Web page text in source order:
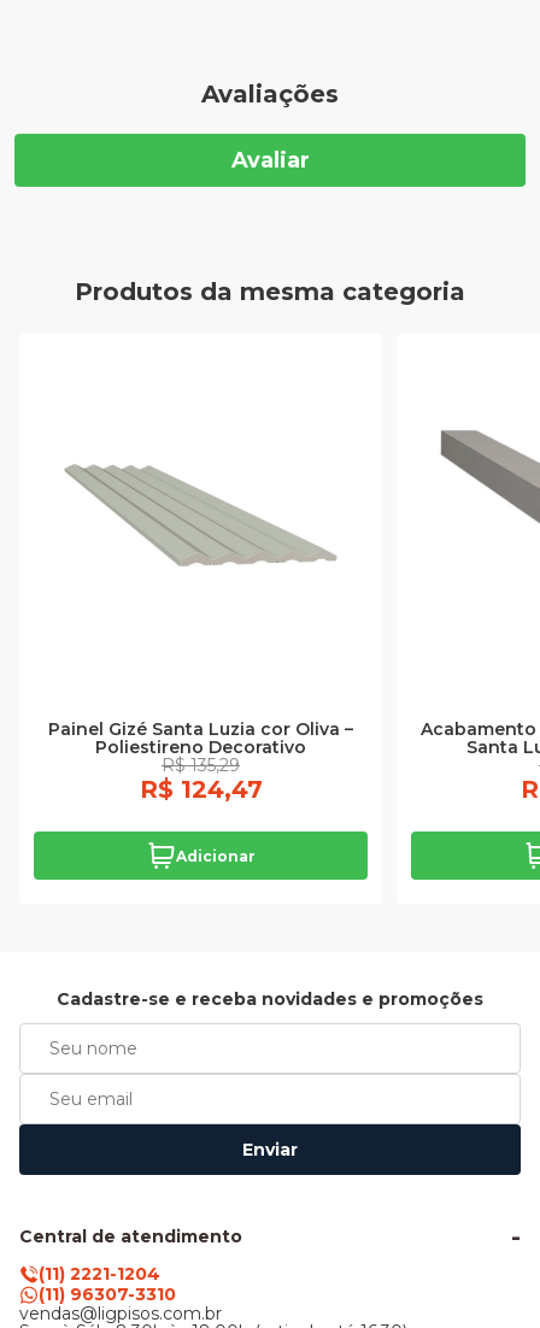
Avaliações
Avaliar
Produtos da mesma categoria
Painel Gizé Santa Luzia cor Oliva –
Poliestireno Decorativo
R$ 135,29
R$ 124,47
Adicionar
Acabamento
Santa
Cadastre-se e receba novidades e promoções
Enviar
Central de atendimento
(11) 2221-1204
(11) 96307-3310
vendas@ligpisos.com.br